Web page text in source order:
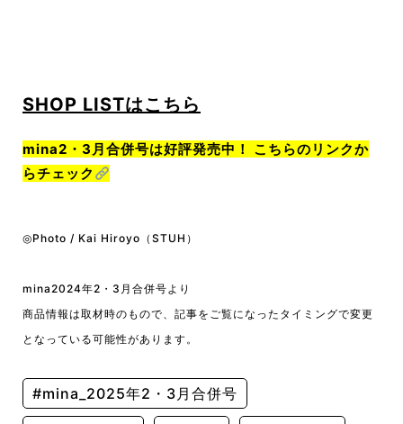
SHOP LISTはこちら
mina2・3月合併号は好評発売中！ こちらのリンクか
らチェック
◎Photo / Kai Hiroyo（STUH）
mina2024年2・3 月合併号より
商品情報は取材時のもので、記事をご覧になったタイミングで変更
となっている可能性があります。
#mina_2025年2・3月合併号